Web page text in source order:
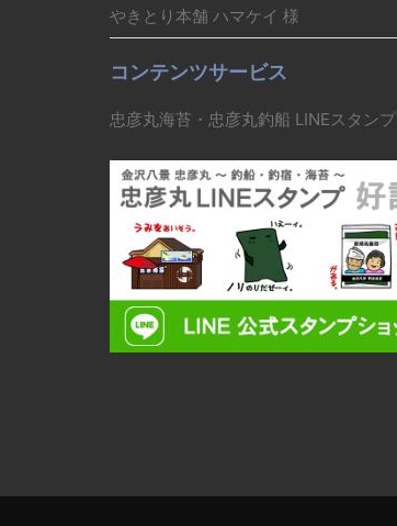
やきとり本舗 ハマケイ 様
コンテンツサービス
忠彦丸海苔・忠彦丸釣船 LINEスタンプ